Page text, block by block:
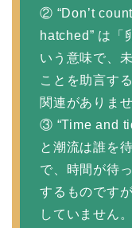
② “Don’t
hatched” は「
いう意味で、
ことを助言す
関連がありませ
③ “Time and
と潮流は誰を
で、時間が待
するものです
していません。